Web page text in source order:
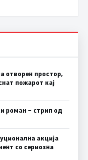
отворен простор,
пожарот кај
роман – стрип од
акција
со сериозна